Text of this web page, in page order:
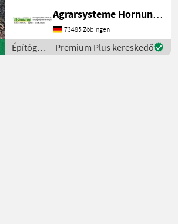
építőigépek
Agrarsysteme Hornung GmbH & Co. KG
73485 Zöbingen
Építőgépek
/
Premium Plus kereskedő